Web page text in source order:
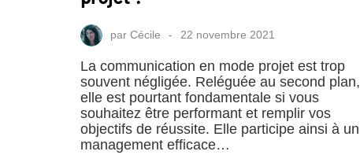
par Cécile 22 novembre 2021
La communication en mode projet est trop
souvent négligée. Reléguée au second plan,
elle est pourtant fondamentale si vous
souhaitez être performant et remplir vos
objectifs de réussite. Elle participe ainsi à un
management efficace…